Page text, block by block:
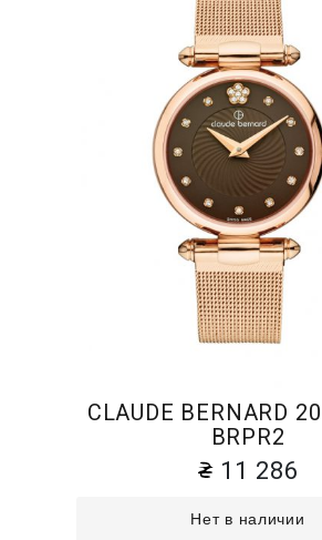
CLAUDE BERNARD
BRPR2
11 286
Нет в наличии